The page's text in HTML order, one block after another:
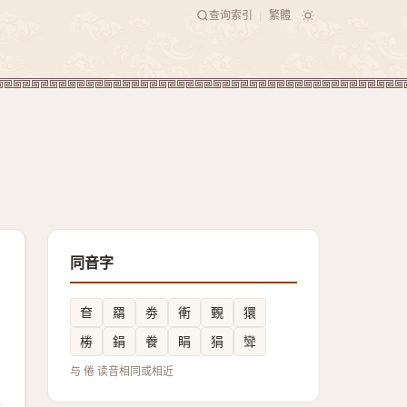
查询索引 繁體
同音字
奆 羂 劵 䡓 䚈
獧
椦
鋗 餋 睊 狷 㪻
与 倦 读音相同或相近